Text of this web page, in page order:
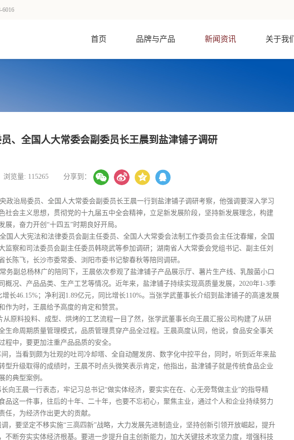
6016
首页 品牌与产品 新闻资讯 关于我们
、全国人大常委会副委员长王晨到盐津铺子调研
浏览量: 115265 分享到：
政治局委员、全国人大常委会副委员长王晨一行到盐津铺子调研考察，他强调要深入学习
社会主义思想，贯彻党的十九届五中全会精神，立足新发展阶段，坚持新发展理念，构建
展，奋力开创“十四五”时期良好开局。
人大宪法和法律委员会副主任委员、全国人大常委会法制工作委员会主任沈春耀，全国
监察和司法委员会副主任委员韩晓武等参加调研； 湖南省人大常委会党组书记、副主任刘
长陈飞，长沙市委常委、浏阳市委书记黎春秋等陪同调研。
副总杨林广的陪同下，王晨依次参观了盐津铺子产品展示厅、薯片生产线、乳酸菌小口
概况、产品品类、生产工艺等情况。近年来，盐津铺子持续实现高质量发展，2020年1-3季
增长46.15%；净利润1.89亿元，同比增长110%。当张学武董事长介绍到盐津铺子的高速发展
作为时，王晨给予高度的肯定和赞赏。
原料投料、成型、烘烤的工艺流程一目了然，张学武董事长向王晨汇报公司构建了从研
生命周期质量管理模式，品质管理贯穿产品全过程。王晨高度认同，他说，食品安全事关
程中，要更加注重产品品质的安全。
，当看到颇为壮观的吐司冷却塔、全自动醒发房、数字化中控平台，同时，听到近年来盐
型升级取得的成绩时，王晨不时点头微笑表示肯定，他指出，盐津铺子就是传统食品企业
的典型案例。
向王晨一行表态，牢记习总书记“做实体经济，要实实在在、心无旁骛做主业”的指导精
品这一件事，往后的十年、二十年，也要不忘初心，聚焦主业，通过个人和企业持续努力
任，为经济作出更大的贡献。
，要坚定不移实施“三高四新”战略，大力发展先进制造业，坚持创新引领开放崛起，提升
不断夯实实体经济根基。要进一步提升自主创新能力，加大关键技术攻坚力度，增强科技